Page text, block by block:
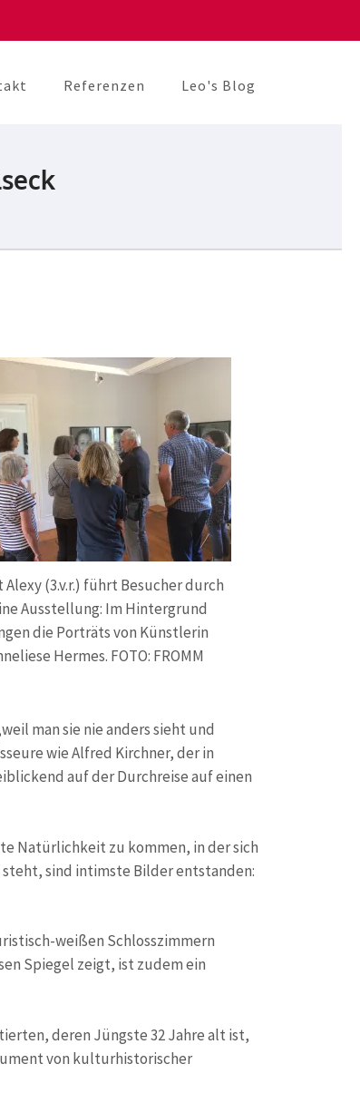
Referenzen Leo's Blog
Alexy (3.v.r.) führt Besucher durch
Ausstellung: Im Hintergrund
die Porträts von Künstlerin
Hermes. FOTO: FROMM
man sie nie anders sieht und
wie Alfred Kirchner, der in
auf der Durchreise auf einen
Natürlichkeit zu kommen, in der sich
sind intimste Bilder entstanden:
weißen Schlosszimmern
Spiegel zeigt, ist zudem ein
deren Jüngste 32 Jahre alt ist,
von kulturhistorischer